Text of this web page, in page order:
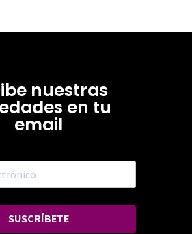
nuestras
en tu
email
SUSCRÍBETE